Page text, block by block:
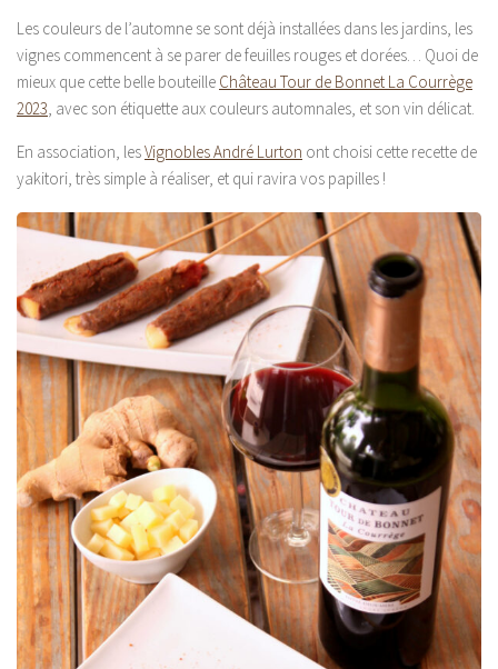
Les couleurs de l’automne se sont déjà installées dans les jardins, les
vignes commencent à se parer de feuilles rouges et dorées… Quoi de
mieux que cette belle bouteille Château Tour de Bonnet La Courrège
2023 , avec son étiquette aux couleurs automnales, et son vin délicat.
En association, lesVignobles André Lurton ont choisi cette recette de
yakitori, très simple à réaliser, et qui ravira vos papilles !